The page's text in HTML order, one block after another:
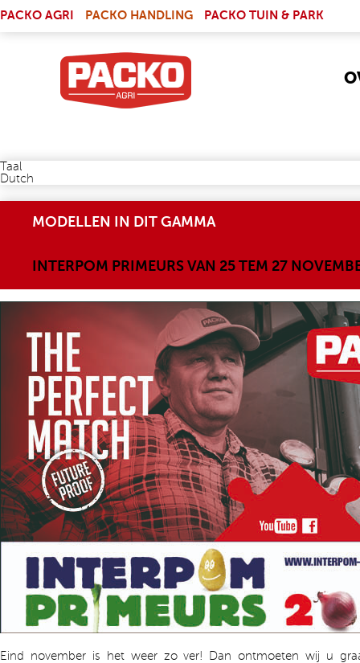
PACKO AGRI
PACKO HANDLING PACKO TUIN & PARK
Taal
Dutch
MODELLEN IN DIT GAMMA
INTERPOM PRIMEURS VAN 25 TEM 27
Eind november is het weer zo ver! Dan ontmoeten wij u